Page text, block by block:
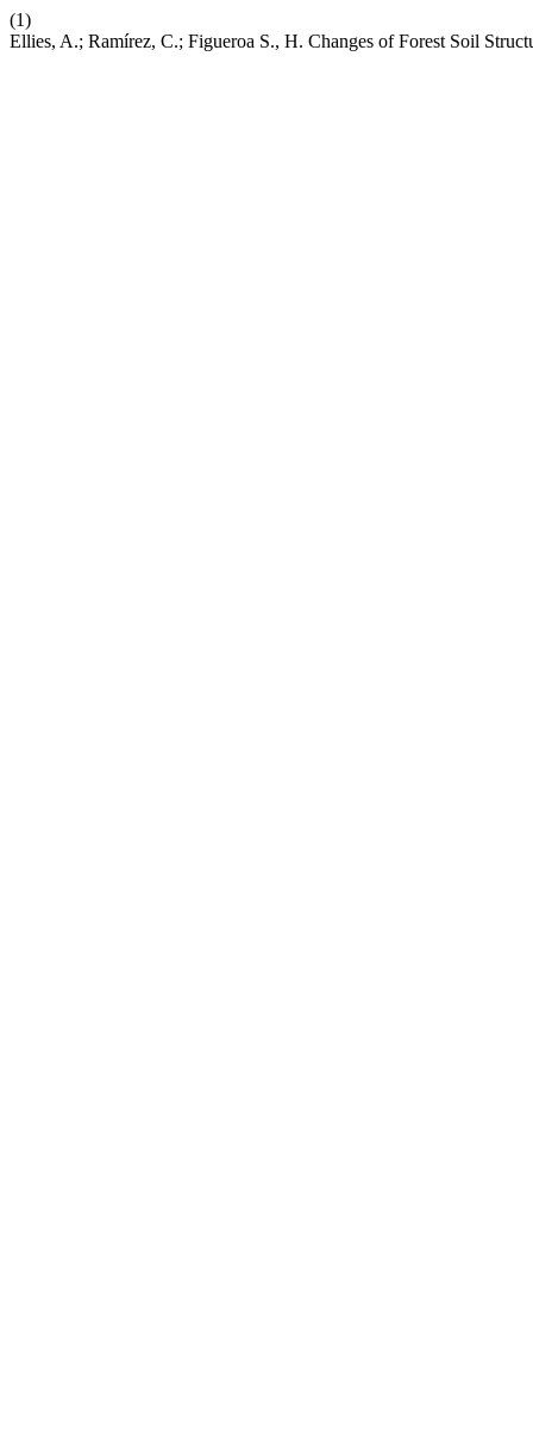
(1)
Ellies, A.; Ramírez, C.; Figueroa S., H. Changes of Forest Soil